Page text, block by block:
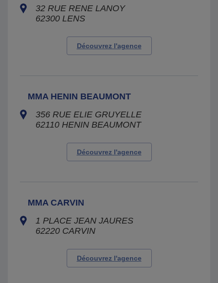
32 RUE RENE LANOY
62300 LENS
Découvrez l'agence
MMA HENIN BEAUMONT
356 RUE ELIE GRUYELLE
62110 HENIN BEAUMONT
Découvrez l'agence
MMA CARVIN
1 PLACE JEAN JAURES
62220 CARVIN
Découvrez l'agence